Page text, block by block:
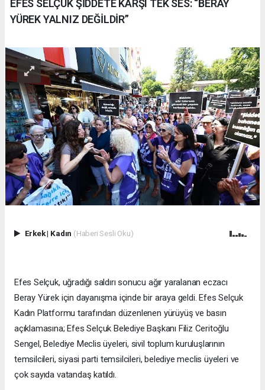
EFES SELÇUK ŞİDDETE KARŞI TEK SES: “BERAY
YÜREK YALNIZ DEĞİLDİR”
Erkek| Kadın (Haberi Sesli Oku)
Efes Selçuk, uğradığı saldırı sonucu ağır yaralanan eczacı
Beray Yürek için dayanışma içinde bir araya geldi. Efes Selçuk
Kadın Platformu tarafından düzenlenen yürüyüş ve basın
açıklamasına; Efes Selçuk Belediye Başkanı Filiz Ceritoğlu
Sengel, Belediye Meclis üyeleri, sivil toplum kuruluşlarının
temsilcileri, siyasi parti temsilcileri, belediye meclis üyeleri ve
çok sayıda vatandaş katıldı.